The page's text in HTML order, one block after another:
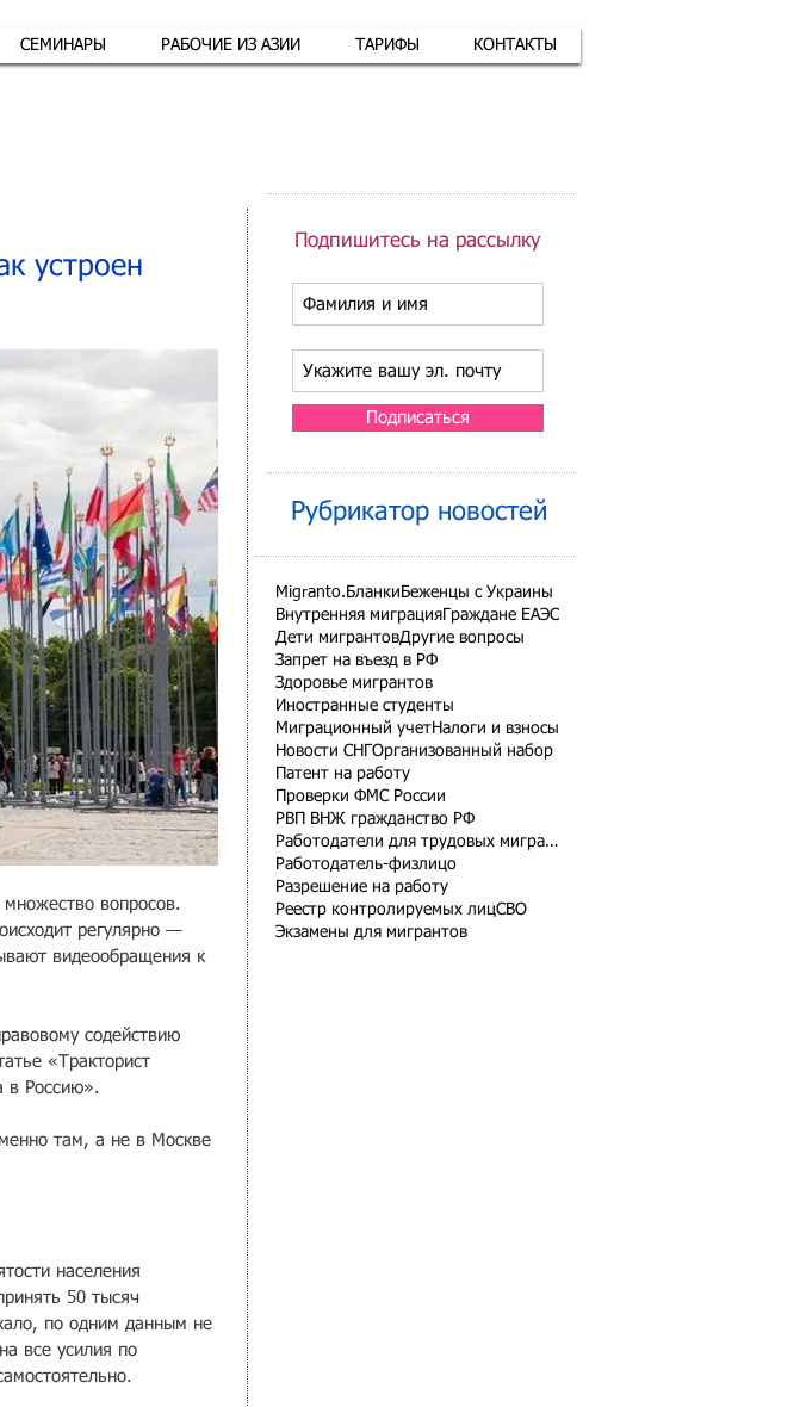
СЕМИНАРЫ РАБОЧИЕ ИЗ АЗИИ ТАРИФЫ КОНТАКТЫ
устроен
вопросов.
регулярно —
видеообращения к
содействию
«Тракторист
в Россию».
там, а не в Москве
населения
50 тысяч
по одним данным не
все усилия по
Подпишитесь на рассылку
Подписаться
Рубрикатор новостей
Migranto.Бланки Беженцы с Украины
Внутренняя миграция Граждане ЕАЭС
Дети мигрантовДругие вопросы
Запрет на въезд в РФ
Здоровье мигрантов
Иностранные студенты
Миграционный учетНалоги и взносы
Новости СНГ Организованный набор
Патент на работу
Проверки ФМС России
РВП ВНЖ гражданство РФ
Работодатели для трудовых мигрантов
Работодатель-физлицо
Разрешение на работу
Реестр контролируемых лицСВО
Экзамены для мигрантов